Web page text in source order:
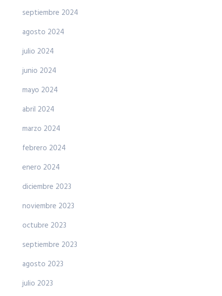
septiembre 2024
agosto 2024
julio 2024
junio 2024
mayo 2024
abril 2024
marzo 2024
febrero 2024
enero 2024
diciembre 2023
noviembre 2023
octubre 2023
septiembre 2023
agosto 2023
julio 2023